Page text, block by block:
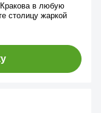
Кракова в любую
столицу жаркой